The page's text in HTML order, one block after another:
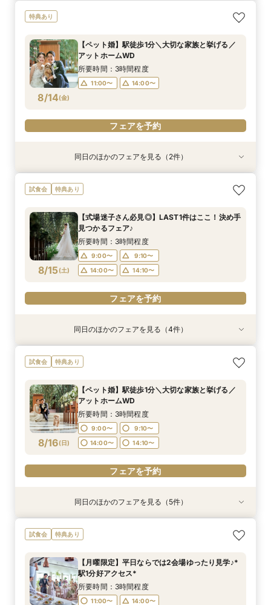
8/13(木)
【自宅で安心◎スマホやPCで参加】オンライン
式場相談×見積もり相談フェア☆OPEN1周年記念
所要時間：2時間程度
15:00〜
8/13(木)
【ペット婚】駅徒歩1分＼大切な家族と挙げる／
11:00〜 14:00〜
特典あり
8/14(金)
【ペット婚】駅徒歩1分＼大切な家族と挙げる／
アットホームWD
所要時間：3時間程度
11:00〜 14:00〜
フェアを予約
8/14(金
【自宅で安心◎スマホやPCで参加】オンライン
式場相談×見積もり相談フェア☆OPEN1周年記念
所要時間：2時間程度
15:00〜
フェアを予約
特典あり
8/14(金
＼金曜だけ／着数◎ドレスと木の温もりチャペル
をゆったり見学♪
11:00〜
フェアを予約
同日のほかのフェアを見る（2件）
試食会 特典あり
8/15(土)
【式場迷子さん必見◎】LAST1件はここ！決め手
見つかるフェア♪
所要時間：3時間程度
9:00〜
9:10〜
14:00〜
14:10〜
フェアを予約
8/15(土)
【自宅で安心◎スマホやPCで参加】オンライン
式場相談×見積もり相談フェア☆OPEN1周年記念
所要時間：2時間程度
15:00〜
フェアを予約
特典あり
8/15(土)
【少人数×おもてなし】大切な人と過ごす特別な
日*駅1分◆和牛試食付
9:00〜
14:00〜
14:10〜
フェアを予約
特典あり
8/15(土)
【ペット婚】駅徒歩1分＼大切な家族と挙げる／
アットホームWD
9:00〜
14:00〜
14:10〜
フェアを予約
特典あり
8/15(土)
＼初見学で最大100万円特典／緑溢れるチャペル
×道内最大級ドレスサロン見学*和牛試食付き♪
9:00〜
14:00〜
14:10〜
フェアを予約
同日のほかのフェアを見る（4件）
試食会 特典あり
8/16(日)
【ペット婚】駅徒歩1分＼大切な家族と挙げる／
アットホームWD
所要時間：3時間程度
9:00〜
9:10〜
14:00〜
14:10〜
フェアを予約
特典あり
8/16(日)
【式場迷子さん必見◎】LAST1件はここ！決め手
見つかるフェア♪
9:00〜
9:10〜
14:00〜
14:10〜
8/16(日)
【自宅で安心◎スマホやPCで参加】オンライン
式場相談×見積もり相談フェア☆OPEN1周年記念
所要時間：2時間程度
15:00〜
特典あり
8/16(日)
【少人数×おもてなし】大切な人と過ごす特別な
日*駅1分◆和牛試食付
9:00〜
9:10〜
14:00〜
14:10〜
特典あり
8/16(日)
緑溢れるチャペル/大聖堂同時見学×道内最大級ド
レスサロン見学*和牛試食付き♪＼初見学で最大
所要時間：3時間程度
14:00〜
14:10〜
特典あり
8/16(日)
【当館人気NO.1】2会場見学*憧れドレス×和牛試
食×100万優待×地下鉄駅から1分
9:00〜
9:10〜
14:00〜
14:10〜
同日のほかのフェアを見る（5件）
試食会 特典あり
【月曜限定】平日ならでは2会場ゆったり見学♪*
駅1分好アクセス*
所要時間：3時間程度
11:00〜 14:00〜